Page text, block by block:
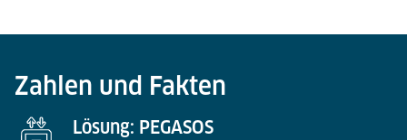
Zahlen und Fakten
Lösung: PEGASOS